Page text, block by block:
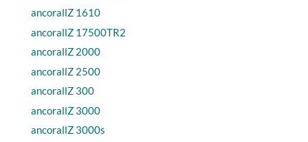
ancorallZ 1610
ancorallZ 17500TR2
ancorallZ 2000
ancorallZ 2500
ancorallZ 300
ancorallZ 3000
ancorallZ 3000s